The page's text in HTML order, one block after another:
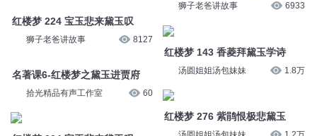
红楼梦 224 宝玉悲来黛玉叹
狮子老爸讲故事 8127
名著课6-红楼梦之黛玉进贾府
拾光精品有声工作室 60
狮子老爸讲故事 6933
红楼梦 143 香菱拜黛玉学诗
汤圆姐姐汤包妹妹 1.8万
红楼梦 276 紫鹃恨极悲黛玉